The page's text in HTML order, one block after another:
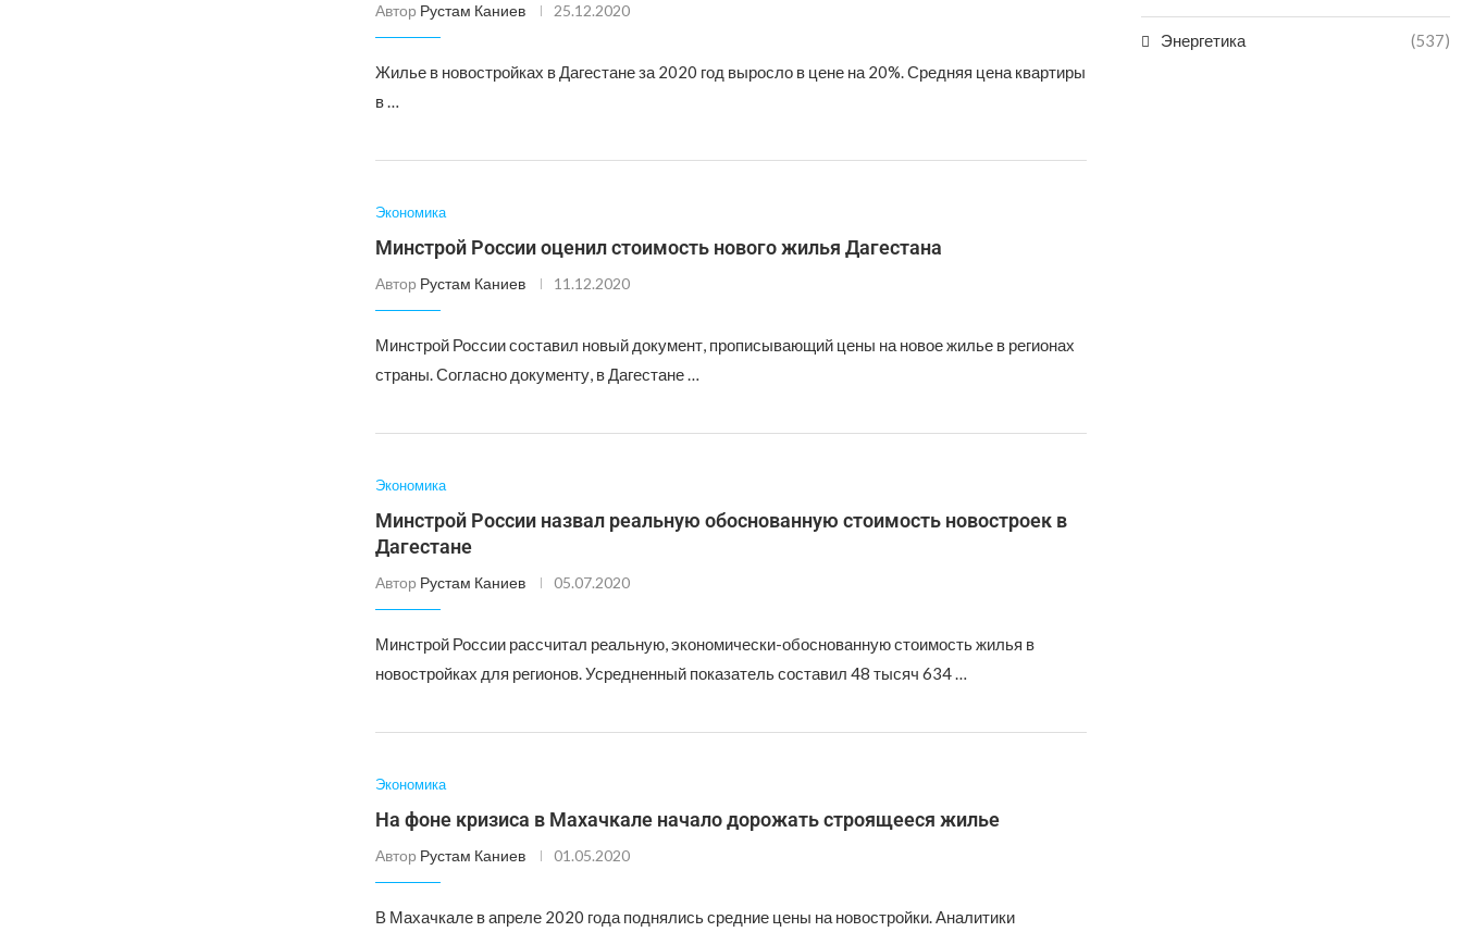
Автор Рустам Каниев 25.12.2020
Жилье в новостройках в Дагестане за 2020 год выросло в цене на 20%. Средняя цена квартиры
в …
Экономика
Минстрой России оценил стоимость нового жилья Дагестана
Автор Рустам Каниев 11.12.2020
Минстрой России составил новый документ, прописывающий цены на новое жилье в регионах
страны. Согласно документу, в Дагестане …
Экономика
Минстрой России назвал реальную обоснованную стоимость новостроек в
Дагестане
Автор Рустам Каниев 05.07.2020
Минстрой России рассчитал реальную, экономически-обоснованную стоимость жилья в
новостройках для регионов. Усредненный показатель составил 48 тысяч 634 …
Экономика
На фоне кризиса в Махачкале начало дорожать строящееся жилье
Автор Рустам Каниев 01.05.2020
В Махачкале в апреле 2020 года поднялись средние цены на новостройки. Аналитики
Энергетика (537)